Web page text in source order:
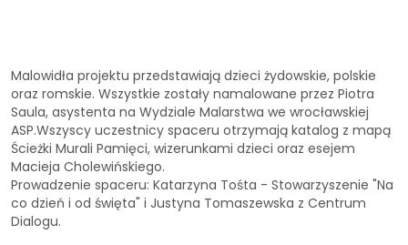
Malowidła projektu przedstawiają dzieci żydowskie, polskie
oraz romskie. Wszystkie zostały namalowane przez Piotra
Saula, asystenta na Wydziale Malarstwa we wrocławskiej
ASP.Wszyscy uczestnicy spaceru otrzymają katalog z mapą
Ścieżki Murali Pamięci, wizerunkami dzieci oraz esejem
Macieja Cholewińskiego.
Prowadzenie spaceru: Katarzyna Tośta - Stowarzyszenie "Na
co dzień i od święta" i Justyna Tomaszewska z Centrum
Dialogu.